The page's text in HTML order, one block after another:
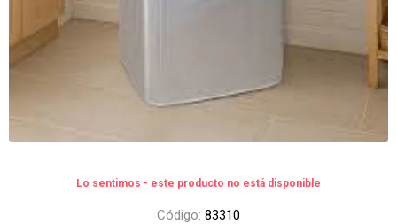
Lo sentimos - este producto no está disponible
Código: 83310